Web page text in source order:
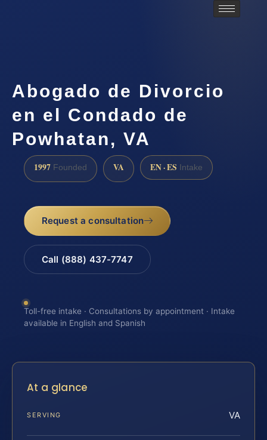
Abogado de Divorcio
en el Condado de
Powhatan, VA
1997 Founded VA EN · ES Intake
Request a consultation
Call (888) 437-7747
Toll-free intake · Consultations by appointment · Intake
available in English and Spanish
At a glance
SERVING VA